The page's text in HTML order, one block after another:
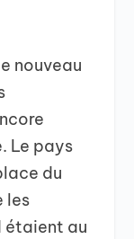
nouveau
Le pays
du
les
étaient au